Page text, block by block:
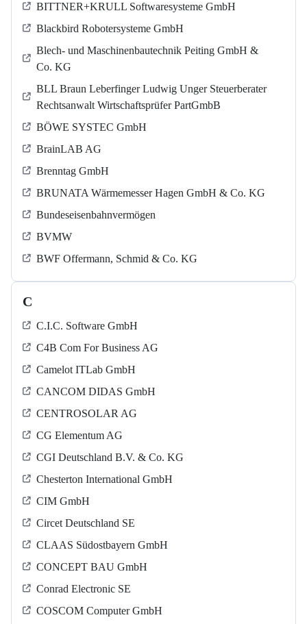
BITTNER+KRULL Softwaresysteme GmbH
Blackbird Robotersysteme GmbH
Blech- und Maschinenbautechnik Peiting GmbH &
Co. KG
BLL Braun Leberfinger Ludwig Unger Steuerberater
Rechtsanwalt Wirtschaftsprüfer PartGmbB
BÖWE SYSTEC GmbH
BrainLAB AG
Brenntag GmbH
BRUNATA Wärmemesser Hagen GmbH & Co. KG
Bundeseisenbahnvermögen
BVMW
BWF Offermann, Schmid & Co. KG
C
C.I.C. Software GmbH
C4B Com For Business AG
Camelot ITLab GmbH
CANCOM DIDAS GmbH
CENTROSOLAR AG
CG Elementum AG
CGI Deutschland B.V. & Co. KG
Chesterton International GmbH
CIM GmbH
Circet Deutschland SE
CLAAS Südostbayern GmbH
CONCEPT BAU GmbH
Conrad Electronic SE
COSCOM Computer GmbH